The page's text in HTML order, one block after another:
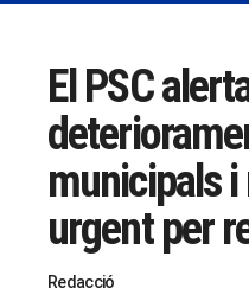
El PSC
municipals
urgent per
Redacció